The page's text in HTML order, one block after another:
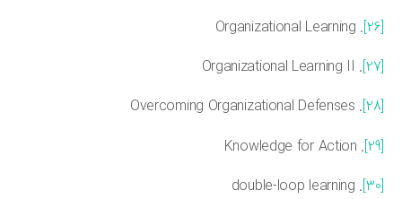
. Organizational Learning
. Organizational Learning II
. Overcoming Organizational Defenses
. Knowledge for Action
. double-loop learning